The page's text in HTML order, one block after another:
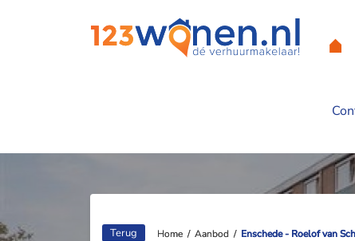
Home / Aanbod / Enschede - Roelof van
Home / Aanbod / Enschede - Roelof van
Roelof van
Terug